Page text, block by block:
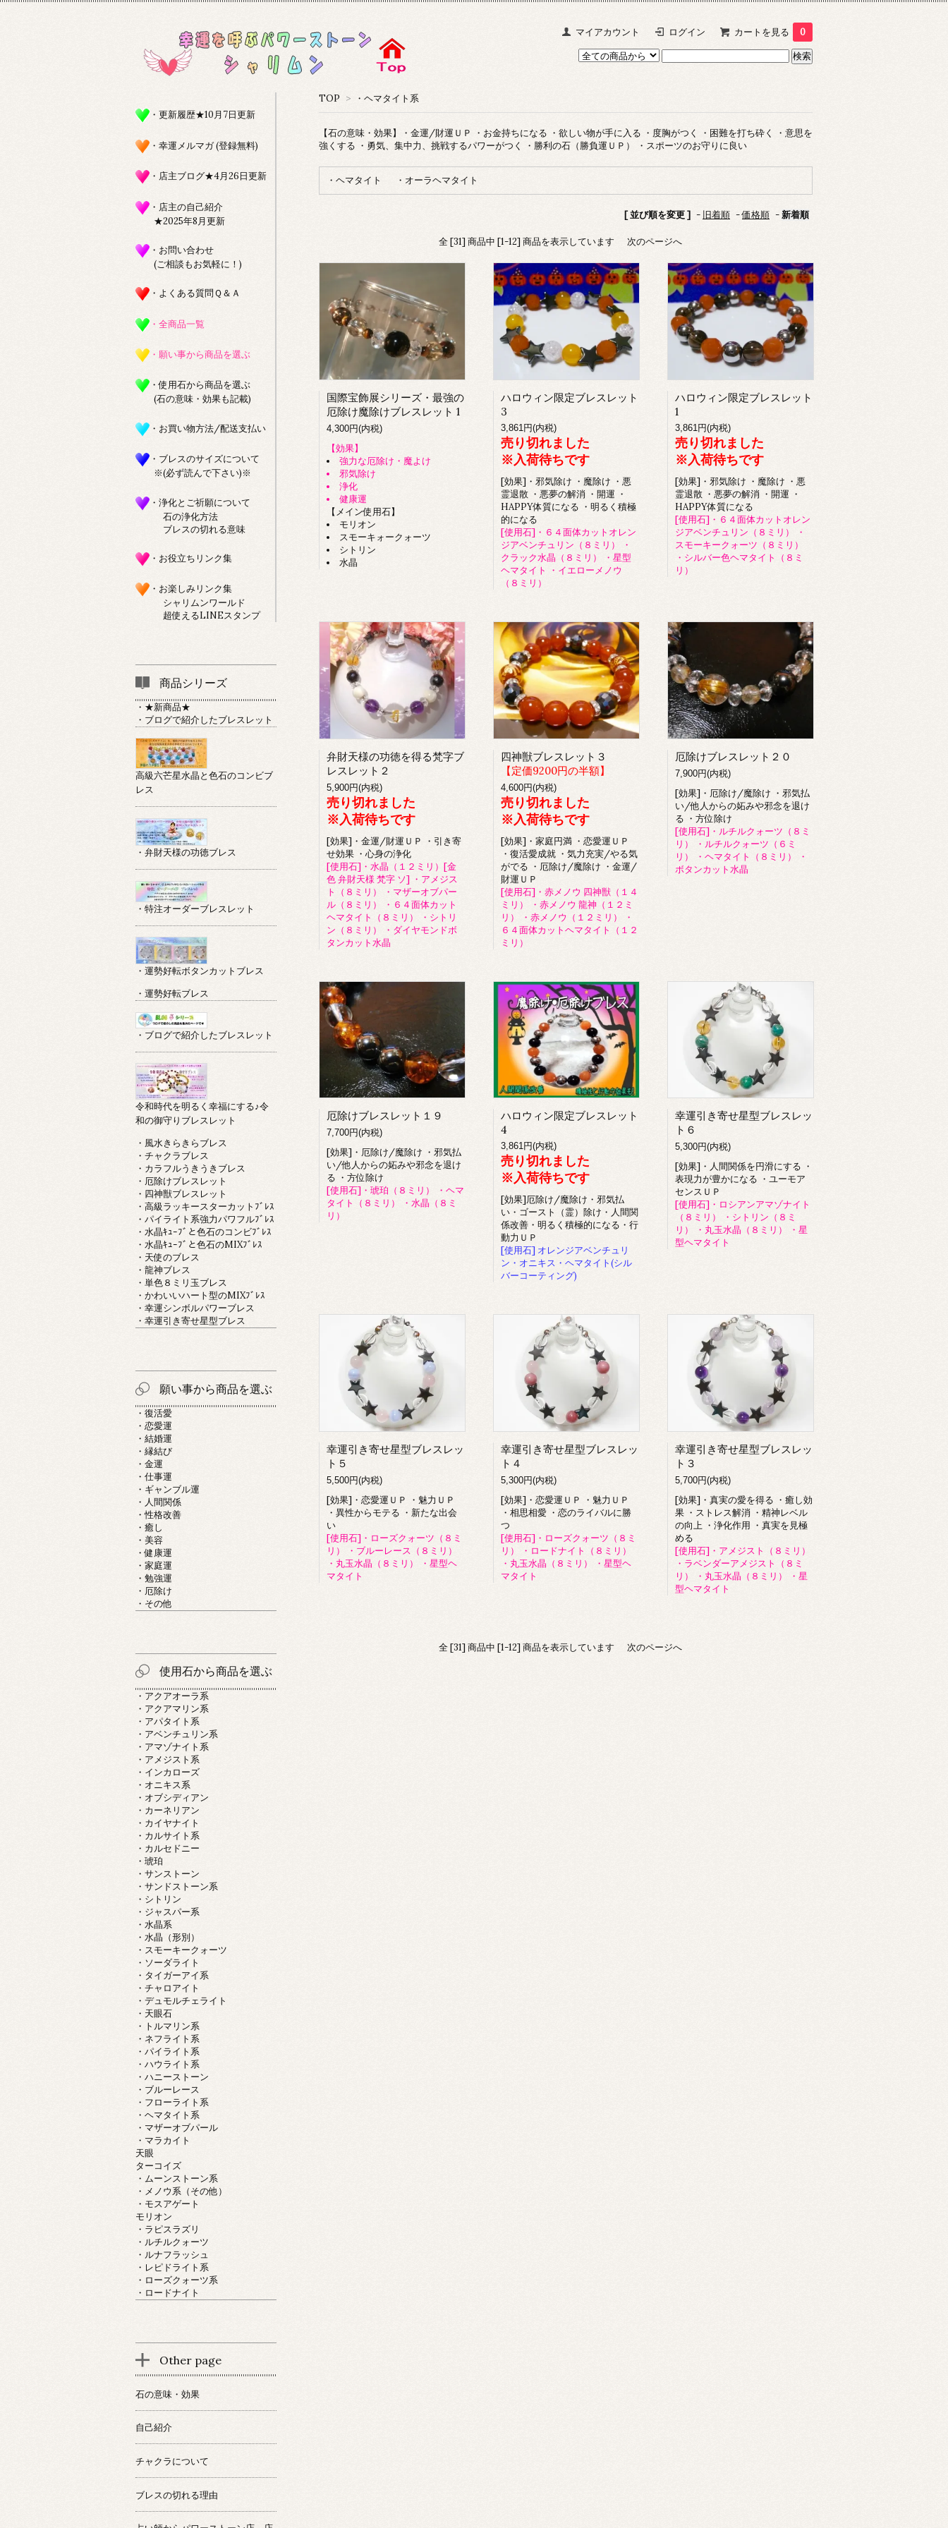
マイアカウント ログイン カートを見る 0
TOP > ・ヘマタイト系
【石の意味・効果】・金運/財運ＵＰ ・お金持ちになる ・欲しい物が手に入る ・度胸がつく ・困難を打ち砕く ・意思を
強くする ・勇気、集中力、挑戦するパワーがつく ・勝利の石（勝負運ＵＰ） ・スポーツのお守りに良い
・ヘマタイト ・オーラヘマタイト
[ 並び順を変更 ] - 旧着順 -価格順 -新着順
全 [31] 商品中 [1-12] 商品を表示しています 次のページへ
国際宝飾展シリーズ・最強の
厄除け魔除けブレスレット 1
4,300円(内税)
【効果】
強力な厄除け・魔よけ
邪気除け
浄化
健康運
【メイン使用石】
モリオン
スモーキォークォーツ
シトリン
水晶
ハロウィン限定ブレスレット
3
3,861円(内税)
売り切れました
※入荷待ちです
[効果]・邪気除け ・魔除け ・悪
霊退散 ・悪夢の解消 ・開運 ・
HAPPY体質になる ・明るく積極
的になる
[使用石]・６４面体カットオレン
ジアベンチュリン（８ミリ） ・
クラック水晶（８ミリ） ・星型
ヘマタイト ・イエローメノウ
（８ミリ）
ハロウィン限定ブレスレット
1
3,861円(内税)
売り切れました
※入荷待ちです
[効果]・邪気除け ・魔除け ・悪
霊退散 ・悪夢の解消 ・開運 ・
HAPPY体質になる
[使用石]・６４面体カットオレン
ジアベンチュリン（８ミリ） ・
スモーキークォーツ（８ミリ）
・シルバー色ヘマタイト（８ミ
リ）
弁財天様の功徳を得る梵字ブ
レスレット２
5,900円(内税)
売り切れました
※入荷待ちです
[効果]・金運/財運ＵＰ ・引き寄
せ効果 ・心身の浄化
[使用石]・水晶（１２ミリ）[金
色 弁財天様 梵字 ソ] ・アメジス
ト（８ミリ） ・マザーオブパー
ル（８ミリ） ・６４面体カット
ヘマタイト（８ミリ） ・シトリ
ン（８ミリ） ・ダイヤモンドボ
タンカット水晶
四神獣ブレスレット３
【定価9200円の半額】
4,600円(内税)
売り切れました
※入荷待ちです
[効果]・家庭円満 ・恋愛運ＵＰ
・復活愛成就 ・気力充実/やる気
がでる ・厄除け/魔除け ・金運/
財運ＵＰ
[使用石]・赤メノウ 四神獣（１４
ミリ） ・赤メノウ 龍神（１２ミ
リ） ・赤メノウ（１２ミリ） ・
６４面体カットヘマタイト（１２
ミリ）
厄除けブレスレット２０
7,900円(内税)
[効果]・厄除け/魔除け ・邪気払
い/他人からの妬みや邪念を退け
る ・方位除け
[使用石]・ルチルクォーツ（８ミ
リ） ・ルチルクォーツ（６ミ
リ） ・ヘマタイト（８ミリ） ・
ボタンカット水晶
厄除けブレスレット１９
7,700円(内税)
[効果]・厄除け/魔除け ・邪気払
い/他人からの妬みや邪念を退け
る ・方位除け
[使用石]・琥珀（８ミリ） ・ヘマ
タイト（８ミリ） ・水晶（８ミ
リ）
ハロウィン限定ブレスレット
4
3,861円(内税)
売り切れました
※入荷待ちです
[効果]厄除け/魔除け・邪気払
い・ゴースト（霊）除け・人間関
係改善・明るく積極的になる・行
動力ＵＰ
[使用石] オレンジアベンチュリ
ン・オニキス・ヘマタイト(シル
バーコーティング)
幸運引き寄せ星型ブレスレッ
ト６
5,300円(内税)
[効果]・人間関係を円滑にする ・
表現力が豊かになる ・ユーモア
センスＵＰ
[使用石]・ロシアンアマゾナイト
（８ミリ） ・シトリン（８ミ
リ） ・丸玉水晶（８ミリ） ・星
型ヘマタイト
幸運引き寄せ星型ブレスレッ
ト５
5,500円(内税)
[効果]・恋愛運ＵＰ ・魅力ＵＰ
・異性からモテる ・新たな出会
い
[使用石]・ローズクォーツ（８ミ
リ） ・ブルーレース（８ミリ）
・丸玉水晶（８ミリ） ・星型ヘ
マタイト
幸運引き寄せ星型ブレスレッ
ト４
5,300円(内税)
[効果]・恋愛運ＵＰ ・魅力ＵＰ
・相思相愛 ・恋のライバルに勝
つ
[使用石]・ローズクォーツ（８ミ
リ） ・ロードナイト（８ミリ）
・丸玉水晶（８ミリ） ・星型ヘ
マタイト
幸運引き寄せ星型ブレスレッ
ト３
5,700円(内税)
[効果]・真実の愛を得る ・癒し効
果 ・ストレス解消 ・精神レベル
の向上 ・浄化作用 ・真実を見極
める
[使用石]・アメジスト（８ミリ）
・ラベンダーアメジスト（８ミ
リ） ・丸玉水晶（８ミリ） ・星
型ヘマタイト
全 [31] 商品中 [1-12] 商品を表示しています 次のページへ
・更新履歴★10月7日更新
・幸運メルマガ (登録無料)
・店主ブログ★4月26日更新
・店主の自己紹介
★2025年8月更新
・お問い合わせ
(ご相談もお気軽に！)
・よくある質問Ｑ＆Ａ
・全商品一覧
・願い事から商品を選ぶ
・使用石から商品を選ぶ
(石の意味・効果も記載)
・お買い物方法/配送支払い
・ブレスのサイズについて
※(必ず読んで下さい)※
・浄化とご祈願について
石の浄化方法
ブレスの切れる意味
・お役立ちリンク集
・お楽しみリンク集
シャリムンワールド
超使えるLINEスタンプ
商品シリーズ
・★新商品★
・ブログで紹介したブレスレット
高級六芒星水晶と色石のコンビブ
レス
・弁財天様の功徳ブレス
・特注オーダーブレスレット
・運勢好転ボタンカットブレス
・運勢好転ブレス
・ブログで紹介したブレスレット
令和時代を明るく幸福にする♪令
和の御守りブレスレット
・風水きらきらブレス
・チャクラブレス
・カラフルうきうきブレス
・厄除けブレスレット
・四神獣ブレスレット
・高級ラッキースターカットﾌﾞﾚｽ
・パイライト系強力パワフルﾌﾞﾚｽ
・水晶ｷｭｰﾌﾞと色石のコンビﾌﾞﾚｽ
・水晶ｷｭｰﾌﾞと色石のMIXﾌﾞﾚｽ
・天使のブレス
・龍神ブレス
・単色８ミリ玉ブレス
・かわいいハート型のMIXﾌﾞﾚｽ
・幸運シンボルパワーブレス
・幸運引き寄せ星型ブレス
願い事から商品を選ぶ
・復活愛
・恋愛運
・結婚運
・縁結び
・金運
・仕事運
・ギャンブル運
・人間関係
・性格改善
・癒し
・美容
・健康運
・家庭運
・勉強運
・厄除け
・その他
使用石から商品を選ぶ
・アクアオーラ系
・アクアマリン系
・アパタイト系
・アベンチュリン系
・アマゾナイト系
・アメジスト系
・インカローズ
・オニキス系
・オブシディアン
・カーネリアン
・カイヤナイト
・カルサイト系
・カルセドニー
・琥珀
・サンストーン
・サンドストーン系
・シトリン
・ジャスパー系
・水晶系
・水晶（形別）
・スモーキークォーツ
・ソーダライト
・タイガーアイ系
・チャロアイト
・デュモルチェライト
・天眼石
・トルマリン系
・ネフライト系
・パイライト系
・ハウライト系
・ハニーストーン
・ブルーレース
・フローライト系
・ヘマタイト系
・マザーオブパール
・マラカイト
天眼
ターコイズ
・ムーンストーン系
・メノウ系（その他）
・モスアゲート
モリオン
・ラピスラズリ
・ルチルクォーツ
・ルナフラッシュ
・レピドライト系
・ローズクォーツ系
・ロードナイト
Other page
石の意味・効果
自己紹介
チャクラについて
ブレスの切れる理由